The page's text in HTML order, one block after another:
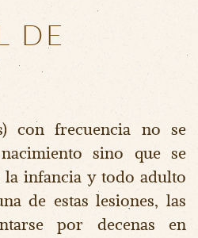
DE
con frecuencia no se
sino que se
infancia y todo adulto
de estas lesiones, las
por decenas en